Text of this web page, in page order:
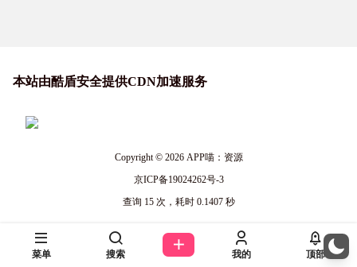
本站由酷盾安全提供CDN加速服务
Copyright © 2026APP喵：资源
京ICP备19024262号-3
查询 15 次，耗时 0.1407 秒
菜单 搜索 我的 顶部